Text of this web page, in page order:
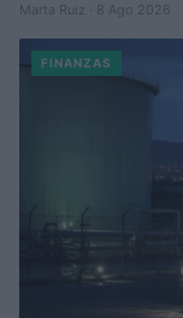
Marta Ruiz · 8 Ago 2026
FINANZAS